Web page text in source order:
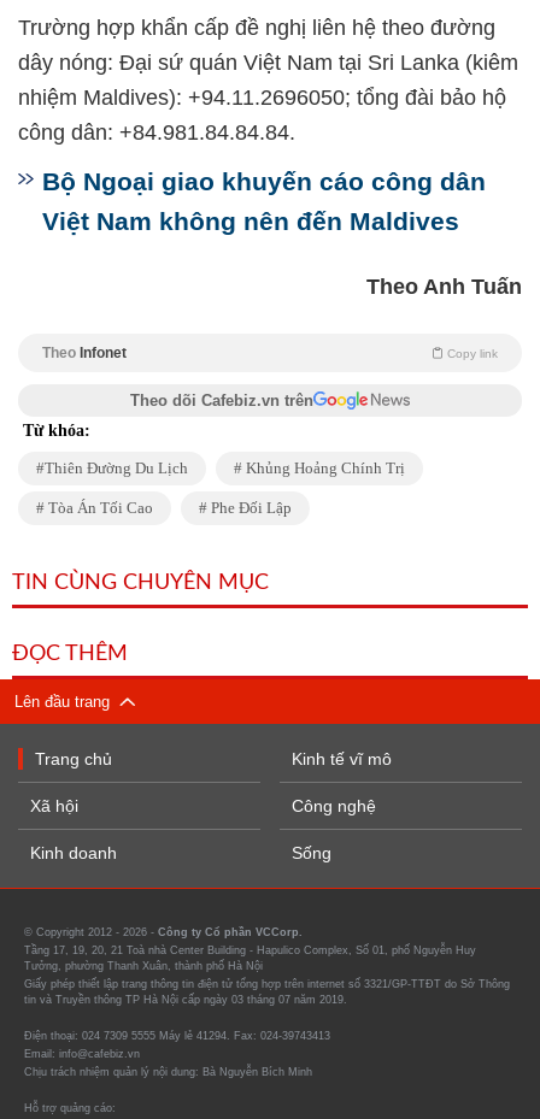
Trường hợp khẩn cấp đề nghị liên hệ theo đường
dây nóng: Đại sứ quán Việt Nam tại Sri Lanka (kiêm
nhiệm Maldives): +94.11.2696050; tổng đài bảo hộ
công dân: +84.981.84.84.84.
Bộ Ngoại giao khuyến cáo công dân
Việt Nam không nên đến Maldives
Theo Anh Tuấn
Theo Infonet Copy link
Theo dõi Cafebiz.vn trên
Từ khóa:
Thiên Đường Du Lịch Khủng Hoảng Chính Trị
Tòa Án Tối Cao Phe Đối Lập
TIN CÙNG CHUYÊN MỤC
ĐỌC THÊM
Lên đầu trang
Trang chủ
Xã hội
Kinh doanh
Kinh tế vĩ mô
Công nghệ
Sống
© Copyright 2012 - 2026 - Công ty Cổ phần VCCorp.
Tầng 17, 19, 20, 21 Toà nhà Center Building - Hapulico Complex, Số 01, phố Nguyễn Huy
Tưởng, phường Thanh Xuân, thành phố Hà Nội
Giấy phép thiết lập trang thông tin điện tử tổng hợp trên internet số 3321/GP-TTĐT do Sở Thông
tin và Truyền thông TP Hà Nội cấp ngày 03 tháng 07 năm 2019.
Điện thoại: 024 7309 5555 Máy lẻ 41294. Fax: 024-39743413
Email: info@cafebiz.vn
Chịu trách nhiệm quản lý nội dung: Bà Nguyễn Bích Minh
Hỗ trợ quảng cáo: